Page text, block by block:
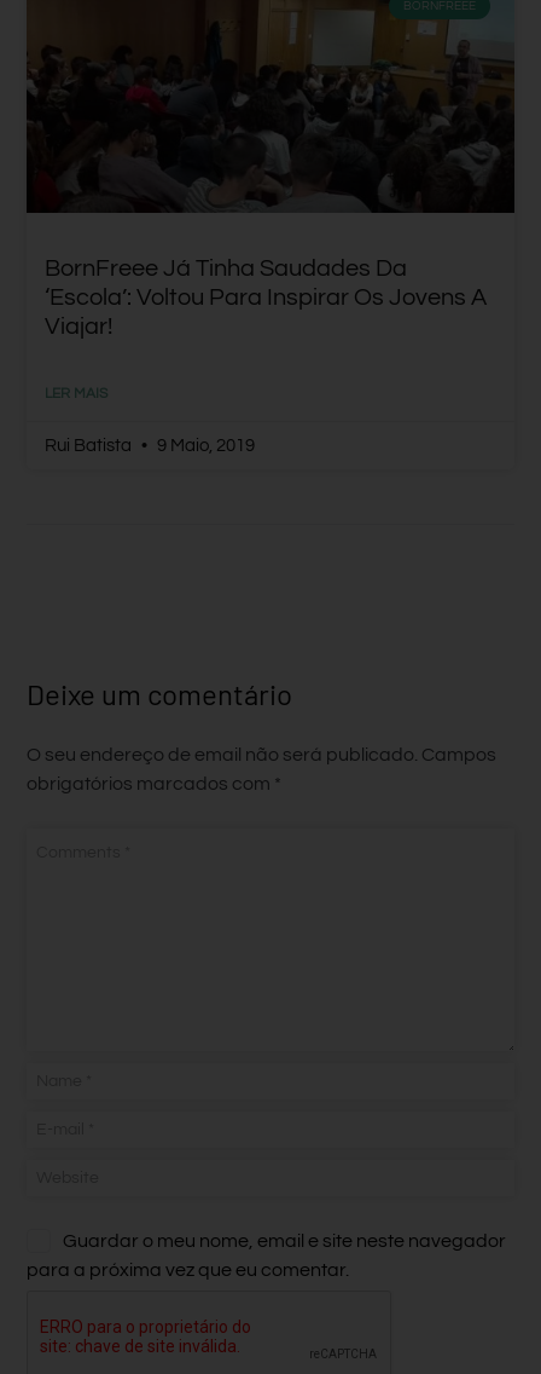
BORNFREEE
BornFreee Já Tinha Saudades Da
‘escola’: Voltou Para Inspirar Os Jovens A
Viajar!
LER MAIS
Rui Batista 9 Maio, 2019
Deixe um comentário
O seu endereço de email não será publicado. Campos
obrigatórios marcados com *
Guardar o meu nome, email e site neste navegador
para a próxima vez que eu comentar.